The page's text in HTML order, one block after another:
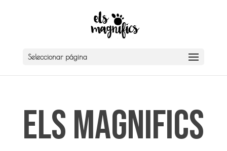
Seleccionar página
Els Magnifics